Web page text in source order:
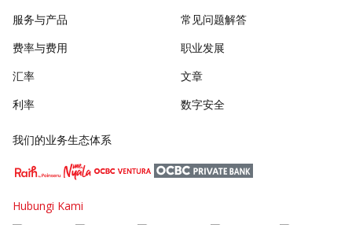
服务与产品
费率与费用
汇率
利率
常见问题解答
职业发展
文章
数字安全
我们的业务生态体系
Hubungi Kami